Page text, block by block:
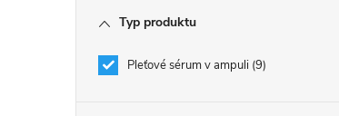
Typ produktu
Pleťové sérum v ampuli 9